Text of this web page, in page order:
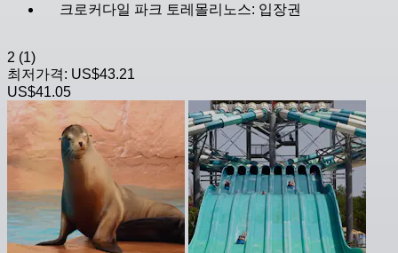
크로커다일 파크 토레몰리노스: 입장권
2 (1)
최저가격: US$43.21
US$41.05